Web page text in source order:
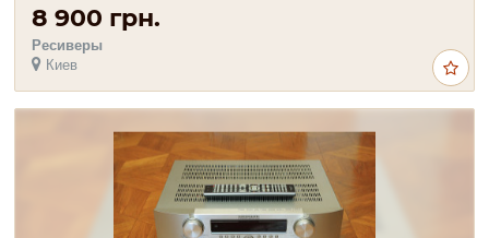
8 900 грн.
Ресиверы
Киев